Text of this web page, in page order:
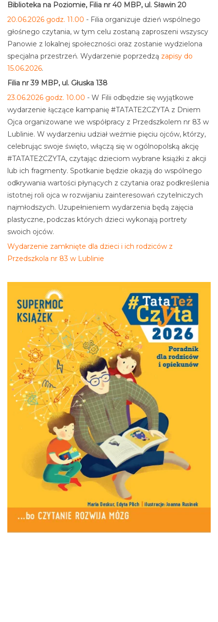
Biblioteka na Poziomie, Filia nr 40 MBP, ul. Sławin 20
20.06.2026 godz. 11.00 - Filia organizuje dzień wspólnego
głośnego czytania, w tym celu zostaną zaproszeni wszyscy
Panowie z lokalnej społeczności oraz zostanie wydzielona
specjalna przestrzeń. Wydarzenie poprzedzą zapisy do
15.06.2026.
Filia nr 39 MBP, ul. Głuska 138
23.06.2026 godz. 10.00 - W Filii odbędzie się wyjątkowe
wydarzenie łączące kampanię #TATATEŻCZYTA z Dniem
Ojca organizowane we współpracy z Przedszkolem nr 83 w
Lublinie. W wydarzeniu udział weźmie pięciu ojców, którzy,
celebrując swoje święto, włączą się w ogólnopolską akcję
#TATATEŻCZYTA, czytając dzieciom wybrane książki z akcji
lub ich fragmenty. Spotkanie będzie okazją do wspólnego
odkrywania wartości płynących z czytania oraz podkreślenia
istotnej roli ojca w rozwijaniu zainteresowań czytelniczych
najmłodszych. Uzupełnieniem wydarzenia będą zajęcia
plastyczne, podczas których dzieci wykonają portrety
swoich ojców.
Wydarzenie zamknięte dla dzieci i ich rodziców z
Przedszkola nr 83 w Lublinie